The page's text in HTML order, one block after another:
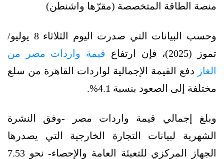
منصة الطاقة المتخصصة (مقرّها واشنطن)
وحسب البيانات التي صدرت اليوم الثلاثاء 8 يوليو/
تموز (2025)، فإن ارتفاع
قيمة واردات مصر من
الغاز دفع القيمة الإجمالية لواردات القاهرة من سلع
مختلفة إلى الصعود بنسبة 4.1%.
وبلغ إجمالي قيمة واردات مصر -وفق النشرة
الشهرية لبيانات التجارة الخارجية التي يصدرها
الجهاز المركزي للتعبئة العامة والإحصاء- نحو 7.53